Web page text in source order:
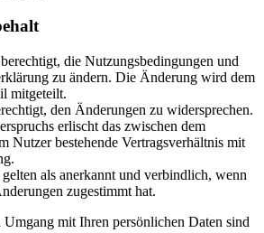
die Nutzungsbedingungen und
zu ändern. Die Änderung wird dem
mitgeteilt.
den Änderungen zu widersprechen.
erlischt das zwischen dem
Nutzer bestehende Vertragsverhältnis mit
als anerkannt und verbindlich, wenn
zugestimmt hat.
mit Ihren persönlichen Daten sind